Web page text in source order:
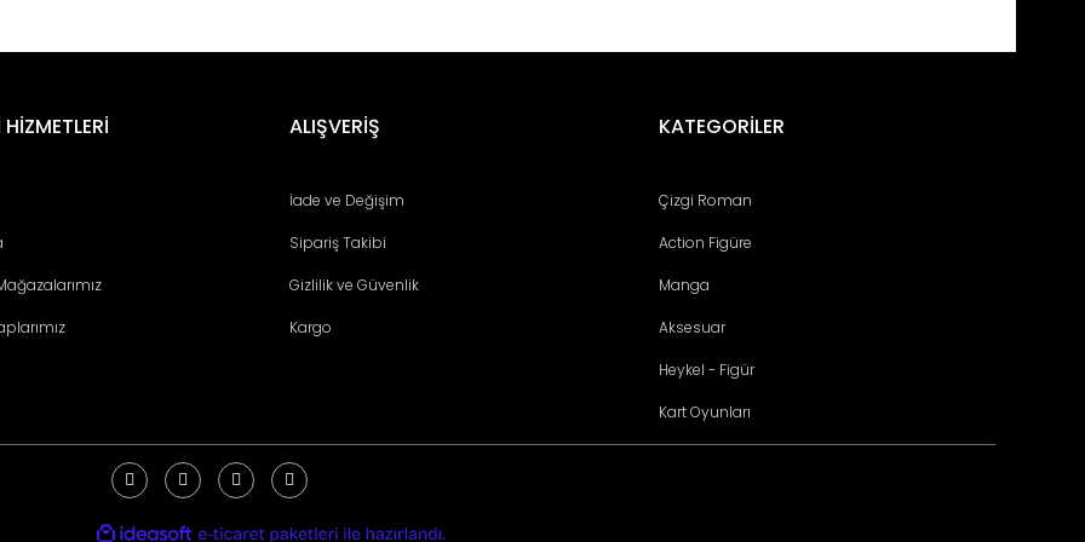
Yorum YazALIŞVERİŞ
İade ve Değişim
Sipariş Takibi
Gizlilik ve Güvenlik
Kargo
KATEGORİLER
Çizgi Roman
Action Figüre
Manga
Aksesuar
Heykel - Figür
Kart Oyunları
ideasoft e-